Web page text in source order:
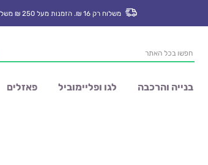
משלוח רק 16 ₪. הזמנות מעל 250 ₪ משלוח נק’ איסוף חינם
Products
search
בנייה והרכבה לגו ופליימוביל פאזלים